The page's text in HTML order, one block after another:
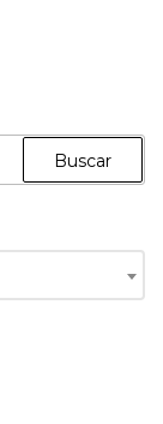
Buscar